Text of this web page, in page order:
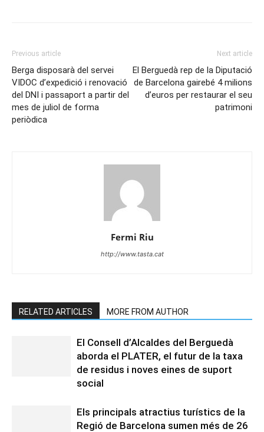
Previous article
Berga disposarà del servei
VIDOC d’expedició i renovació
del DNI i passaport a partir del
mes de juliol de forma
periòdica
Next article
El Berguedà rep de la Diputació
de Barcelona gairebé 4 milions
d’euros per restaurar el seu
patrimoni
Fermi Riu
http://www.tasta.cat
RELATED ARTICLES MORE FROM AUTHOR
El Consell d’Alcaldes del Berguedà
aborda el PLATER, el futur de la taxa
de residus i noves eines de suport
social
Els principals atractius turístics de la
Regió de Barcelona sumen més de 26